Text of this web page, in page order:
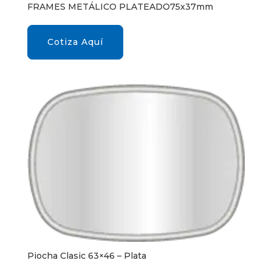
FRAMES METÁLICO PLATEADO75x37mm
Cotiza Aquí
Piocha Clasic 63×46 – Plata